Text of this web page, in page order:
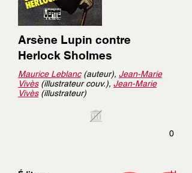
Arsène Lupin contre
Herlock Sholmes
Maurice Leblanc(auteur), Jean-Marie
Vivès(illustrateur couv.), Jean-Marie
Vivès(illustrateur)
0